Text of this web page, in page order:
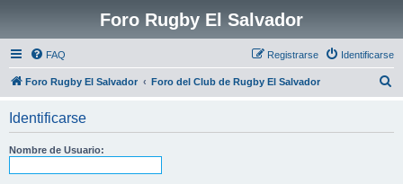
Foro Rugby El Salvador
FAQ Identificarse
Registrarse
Foro Rugby El Salvador Foro del Club de Rugby El Salvador
Identificarse
Nombre de Usuario: